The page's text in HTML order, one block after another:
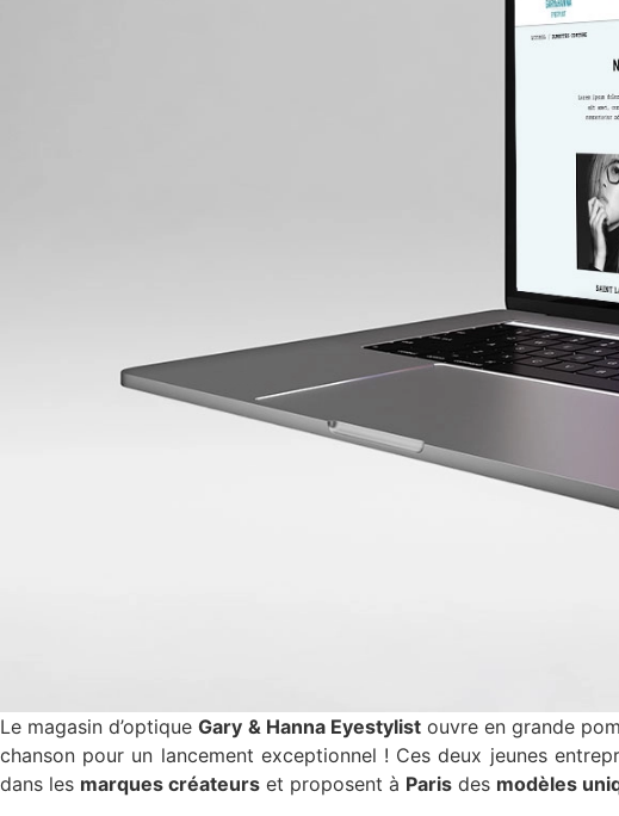
Le magasin d’optiqueGary & Hanna Eyestylistouvre en grande
chanson pour un lancement exceptionnel ! Ces deux jeunes
dans les marques créateurs et proposent à Paris des modèles